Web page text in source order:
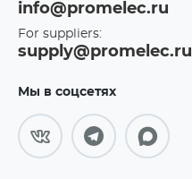
info@promelec.ru
For suppliers:
supply@promelec.ru
Мы в соцсетях